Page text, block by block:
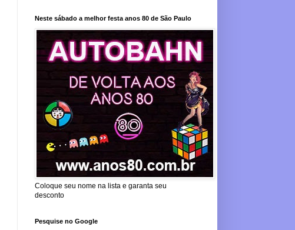
Neste sábado a melhor festa anos 80 de São Paulo
Coloque seu nome na lista e garanta seu
desconto
Pesquise no Google